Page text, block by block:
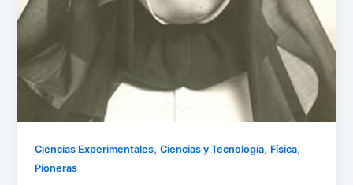
Ciencias Experimentales,Ciencias y Tecnología, Física,
Pioneras